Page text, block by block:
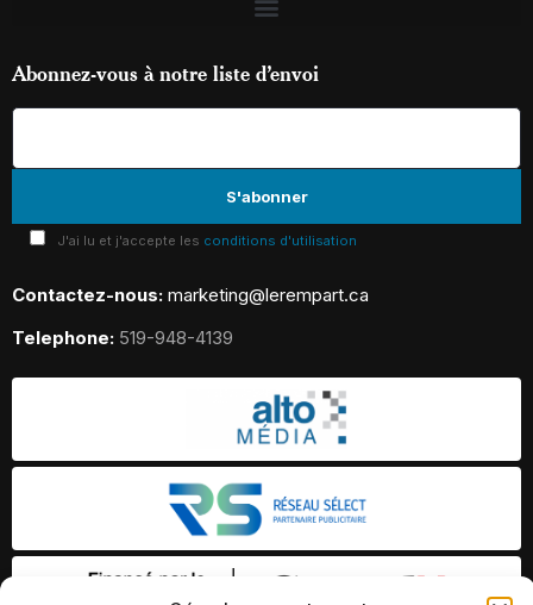
Abonnez-vous à notre liste d’envoi
J'ai lu et j'accepte les conditions d'utilisation
Contactez-nous: marketing@lerempart.ca
Telephone: 519-948-4139